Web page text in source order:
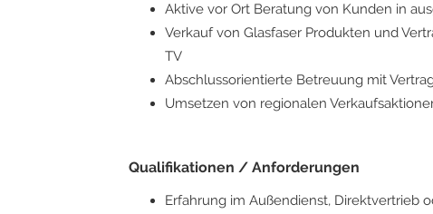
Aktive vor Ort Beratung von Kunden in
Verkauf von Glasfaser Produkten und
TV
Abschlussorientierte Betreuung mit
Umsetzen von regionalen
Qualifikationen / Anforderungen
Erfahrung im Außendienst, Direktvertrieb